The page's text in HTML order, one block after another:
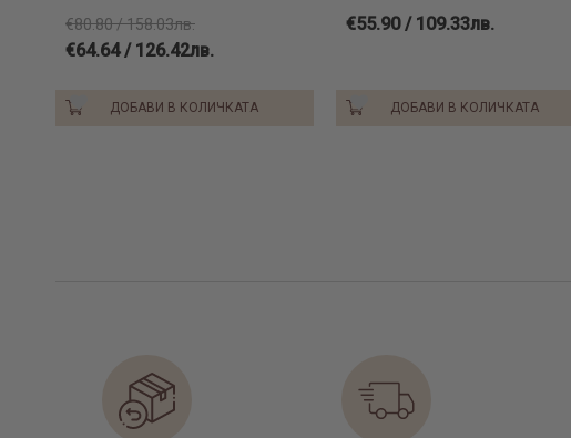
€80.80 / 158.03лв.
€64.64 / 126.42лв.
ДОБАВИ В КОЛИЧКАТА
€55.90 / 109.33лв.
ДОБАВИ В КОЛИЧКАТА